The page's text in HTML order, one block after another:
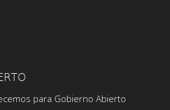
para Gobierno Abierto